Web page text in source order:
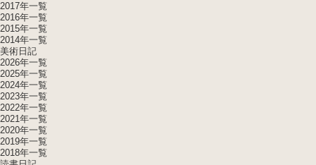
2017年一覧
2016年一覧
2015年一覧
2014年一覧
美術日記
2026年一覧
2025年一覧
2024年一覧
2023年一覧
2022年一覧
2021年一覧
2020年一覧
2019年一覧
2018年一覧